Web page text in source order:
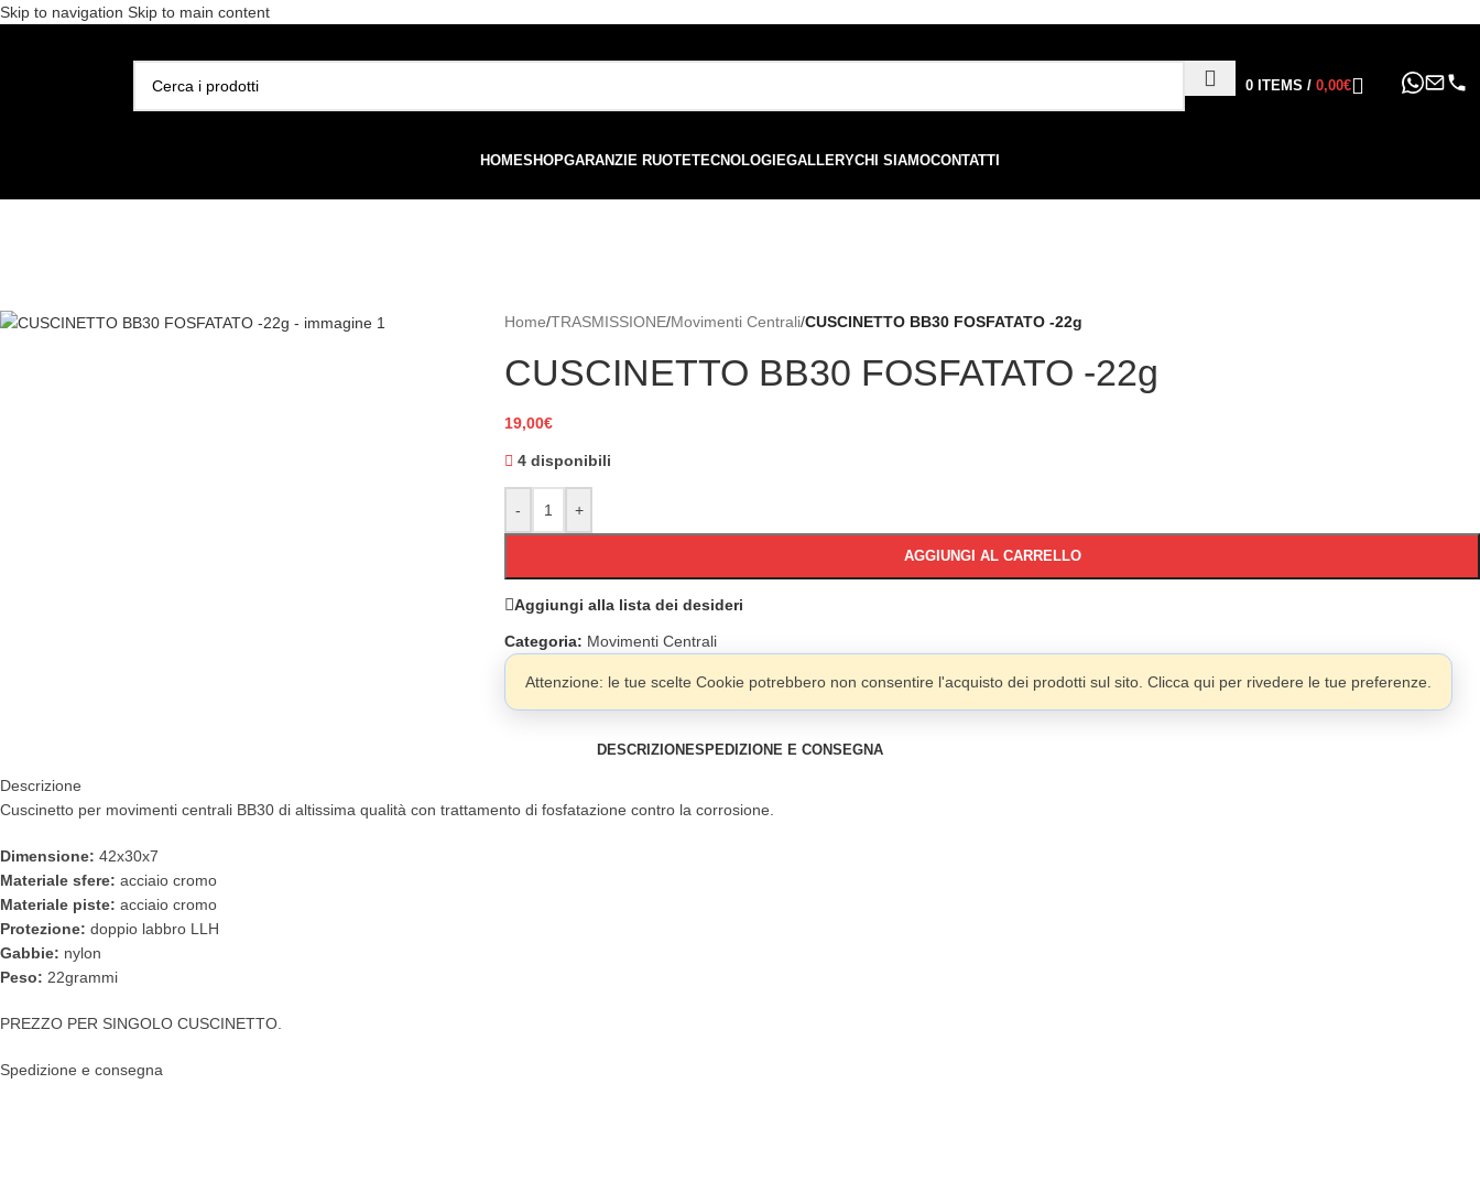
Skip to navigation Skip to main content
0 ITEMS / 0,00€
HOMESHOPGARANZIE RUOTETECNOLOGIEGALLERYCHI SIAMOCONTATTI
Home/TRASMISSIONE/Movimenti Centrali/CUSCINETTO BB30 FOSFATATO -22g
CUSCINETTO BB30 FOSFATATO -22g
19,00€
4 disponibili
- +
AGGIUNGI AL CARRELLO
Aggiungi alla lista dei desideri
Categoria: Movimenti Centrali
Attenzione: le tue scelte Cookie potrebbero non consentire l'acquisto dei prodotti sul sito. Clicca qui per rivedere le tue preferenze.
DESCRIZIONESPEDIZIONE E CONSEGNA
Descrizione
Cuscinetto per movimenti centrali BB30 di altissima qualità con trattamento di fosfatazione contro la corrosione.
Dimensione: 42x30x7
Materiale sfere: acciaio cromo
Materiale piste: acciaio cromo
Protezione: doppio labbro LLH
Gabbie: nylon
Peso: 22grammi
PREZZO PER SINGOLO CUSCINETTO.
Spedizione e consegna